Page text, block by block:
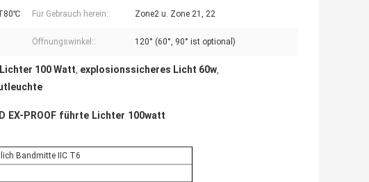
Für Gebrauch herein:: Zone2 u. Zone 21, 22
Öffnungswinkel:: 120° (60°, 90° ist optional)
100 Watt, explosionssicheres Licht 60w,
EX-PROOF führte Lichter 100watt
Bandmitte IIC T6